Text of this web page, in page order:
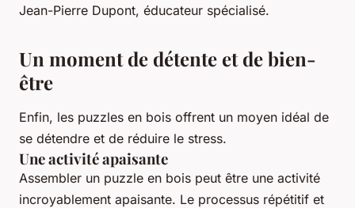
Jean-Pierre Dupont, éducateur spécialisé.
Un moment de détente et de bien-
être
Enfin, les puzzles en bois offrent un moyen idéal de
se détendre et de réduire le stress.
Une activité apaisante
Assembler un puzzle en bois peut être une activité
incroyablement apaisante. Le processus répétitif et